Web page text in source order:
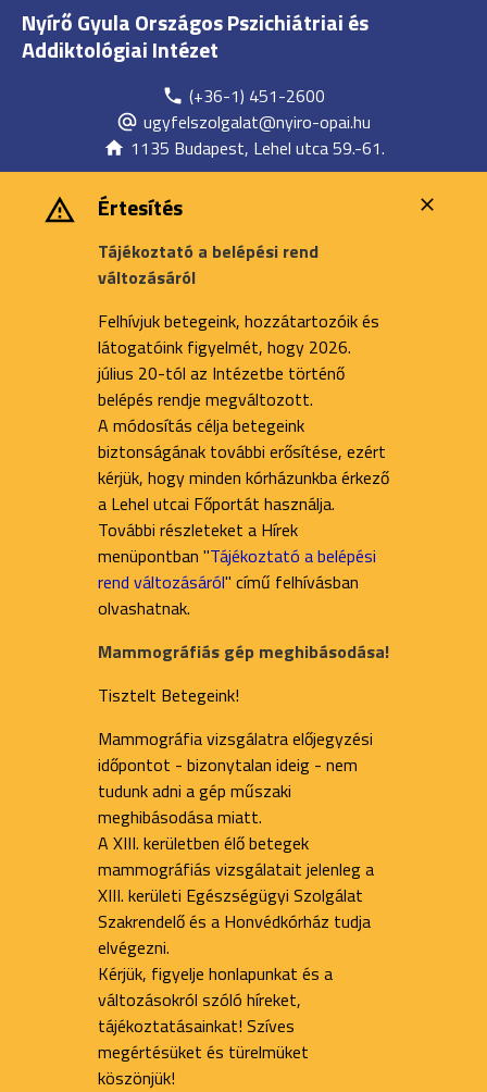
Nyírő Gyula Országos Pszichiátriai és
Addiktológiai Intézet
(+36-1) 451-2600
ugyfelszolgalat@nyiro-opai.hu
1135 Budapest, Lehel utca 59.-61.
Értesítés
Tájékoztató a belépési rend
változásáról
Felhívjuk betegeink, hozzátartozóik és
látogatóink figyelmét, hogy 2026.
július 20-tól az Intézetbe történő
belépés rendje megváltozott.
A módosítás célja betegeink
biztonságának további erősítése, ezért
kérjük, hogy minden kórházunkba érkező
a Lehel utcai Főportát használja.
További részleteket a Hírek
menüpontban "Tájékoztató a belépési
rend változásáról" című felhívásban
olvashatnak.
Mammográfiás gép meghibásodása!
Tisztelt Betegeink!
Mammográfia vizsgálatra előjegyzési
időpontot - bizonytalan ideig - nem
tudunk adni a gép műszaki
meghibásodása miatt.
A XIII. kerületben élő betegek
mammográfiás vizsgálatait jelenleg a
XIII. kerületi Egészségügyi Szolgálat
Szakrendelő és a Honvédkórház tudja
elvégezni.
Kérjük, figyelje honlapunkat és a
változásokról szóló híreket,
tájékoztatásainkat! Szíves
megértésüket és türelmüket
köszönjük!